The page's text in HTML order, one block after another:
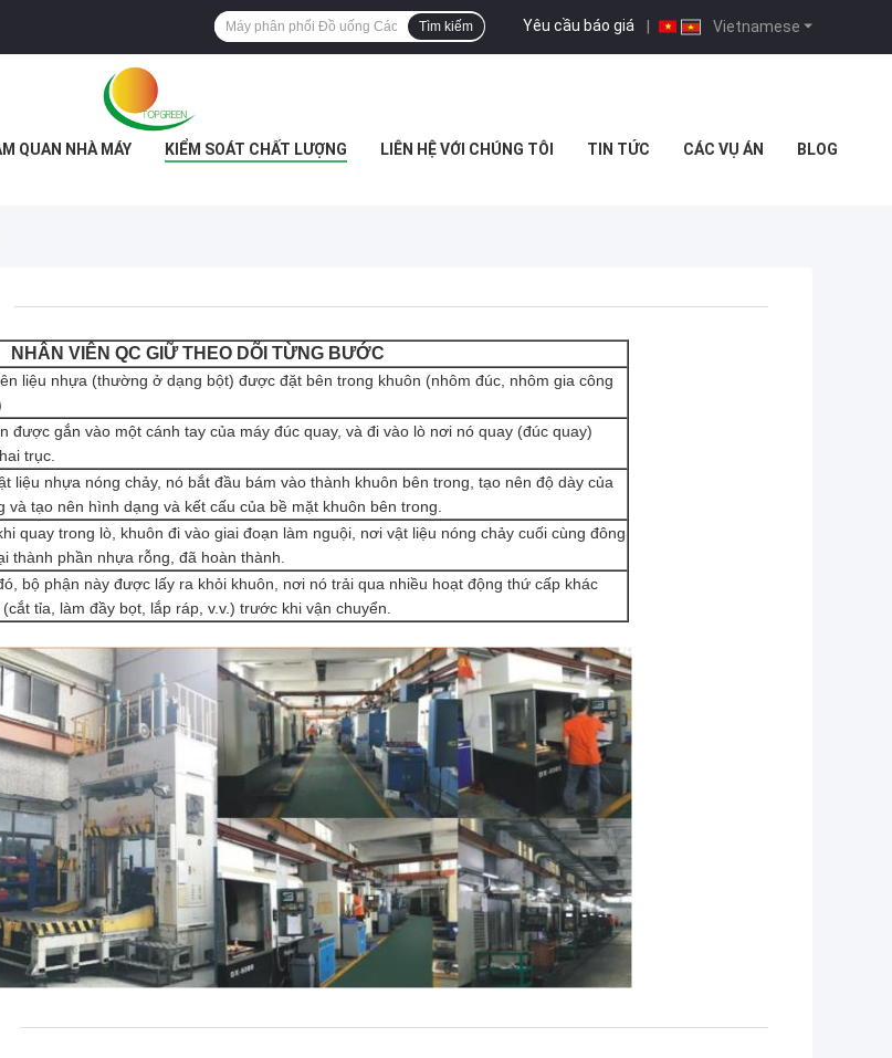
Vietnamese
Yêu cầu báo giá |
Tìm kiếm
QUAN NHÀ MÁY KIỂM SOÁT CHẤT LƯỢNG LIÊN HỆ VỚI CHÚNG TÔI TIN TỨC CÁC VỤ ÁN BLOG
NHÂN VIÊN QC GIỮ THEO DÕI TỪNG BƯỚC
liệu nhựa (thường ở dạng bột) được đặt bên trong khuôn (nhôm đúc, nhôm gia công
được gắn vào một cánh tay của máy đúc quay, và đi vào lò nơi nó quay (đúc quay)
trục.
liệu nhựa nóng chảy, nó bắt đầu bám vào thành khuôn bên trong, tạo nên độ dày của
và tạo nên hình dạng và kết cấu của bề mặt khuôn bên trong.
quay trong lò, khuôn đi vào giai đoạn làm nguội, nơi vật liệu nóng chảy cuối cùng đông
thành phần nhựa rỗng, đã hoàn thành.
bộ phận này được lấy ra khỏi khuôn, nơi nó trải qua nhiều hoạt động thứ cấp khác
(cắt tỉa, làm đầy bọt, lắp ráp, v.v.) trước khi vận chuyển.